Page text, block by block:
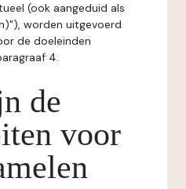
(ook aangeduid als
worden uitgevoerd
de doeleinden
4.
de
voor